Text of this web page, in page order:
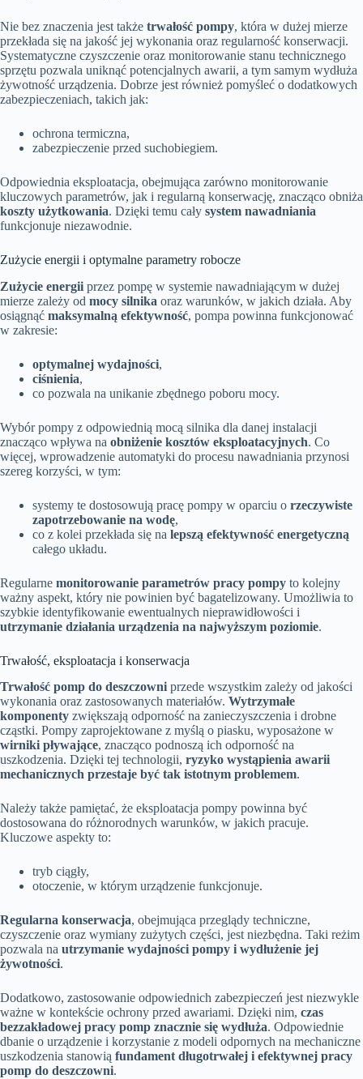
Nie bez znaczenia jest także trwałość pompy, która w dużej mierze
przekłada się na jakość jej wykonania oraz regularność konserwacji.
Systematyczne czyszczenie oraz monitorowanie stanu technicznego
sprzętu pozwala uniknąć potencjalnych awarii, a tym samym wydłuża
żywotność urządzenia. Dobrze jest również pomyśleć o dodatkowych
zabezpieczeniach, takich jak:
ochrona termiczna,
zabezpieczenie przed suchobiegiem.
Odpowiednia eksploatacja, obejmująca zarówno monitorowanie
kluczowych parametrów, jak i regularną konserwację, znacząco obniża
koszty użytkowania. Dzięki temu cały system nawadniania
funkcjonuje niezawodnie.
Zużycie energii i optymalne parametry robocze
Zużycie energii przez pompę w systemie nawadniającym w dużej
mierze zależy od mocy silnika oraz warunków, w jakich działa. Aby
osiągnąć maksymalną efektywność, pompa powinna funkcjonować
w zakresie:
optymalnej wydajności,
ciśnienia,
co pozwala na unikanie zbędnego poboru mocy.
Wybór pompy z odpowiednią mocą silnika dla danej instalacji
znacząco wpływa na obniżenie kosztów eksploatacyjnych. Co
więcej, wprowadzenie automatyki do procesu nawadniania przynosi
szereg korzyści, w tym:
systemy te dostosowują pracę pompy w oparciu o rzeczywiste
zapotrzebowanie na wodę,
co z kolei przekłada się na lepszą efektywność energetyczną
całego układu.
Regularne monitorowanie parametrów pracy pompy to kolejny
ważny aspekt, który nie powinien być bagatelizowany. Umożliwia to
szybkie identyfikowanie ewentualnych nieprawidłowości i
utrzymanie działania urządzenia na najwyższym poziomie.
Trwałość, eksploatacja i konserwacja
Trwałość pomp do deszczowni przede wszystkim zależy od jakości
wykonania oraz zastosowanych materiałów. Wytrzymałe
komponenty zwiększają odporność na zanieczyszczenia i drobne
cząstki. Pompy zaprojektowane z myślą o piasku, wyposażone w
wirniki pływające, znacząco podnoszą ich odporność na
uszkodzenia. Dzięki tej technologii, ryzyko wystąpienia awarii
mechanicznych przestaje być tak istotnym problemem.
Należy także pamiętać, że eksploatacja pompy powinna być
dostosowana do różnorodnych warunków, w jakich pracuje.
Kluczowe aspekty to:
tryb ciągły,
otoczenie, w którym urządzenie funkcjonuje.
Regularna konserwacja, obejmująca przeglądy techniczne,
czyszczenie oraz wymiany zużytych części, jest niezbędna. Taki reżim
pozwala na utrzymanie wydajności pompy i wydłużenie jej
żywotności.
Dodatkowo, zastosowanie odpowiednich zabezpieczeń jest niezwykle
ważne w kontekście ochrony przed awariami. Dzięki nim, czas
bezzakładowej pracy pomp znacznie się wydłuża. Odpowiednie
dbanie o urządzenie i korzystanie z modeli odpornych na mechaniczne
uszkodzenia stanowią fundament długotrwałej i efektywnej pracy
pomp do deszczowni.